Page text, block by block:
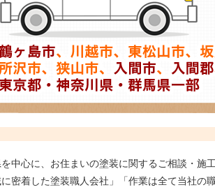
中心に、お住まいの塗装に関するご相談・施
に密着した塗装職人会社」「作業は全て当社